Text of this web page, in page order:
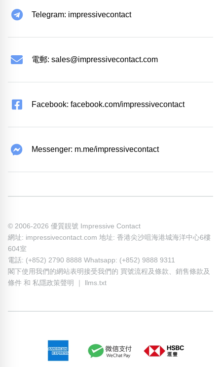
Telegram: impressivecontact
電郵: sales@impressivecontact.com
Facebook: facebook.com/impressivecontact
Messenger: m.me/impressivecontact
© 2006-2026 優質靚號 Impressive Contact
網址: impressivecontact.com 地址: 香港尖沙咀海港城海洋中心6樓
604室
電話: (+852) 2790 8888 Whatsapp: (+852) 9888 9311
閣下使用我們的網站表明接受我們的 買號流程及條款、 銷售條款及
條件 和 私隱政策聲明 llms.txt